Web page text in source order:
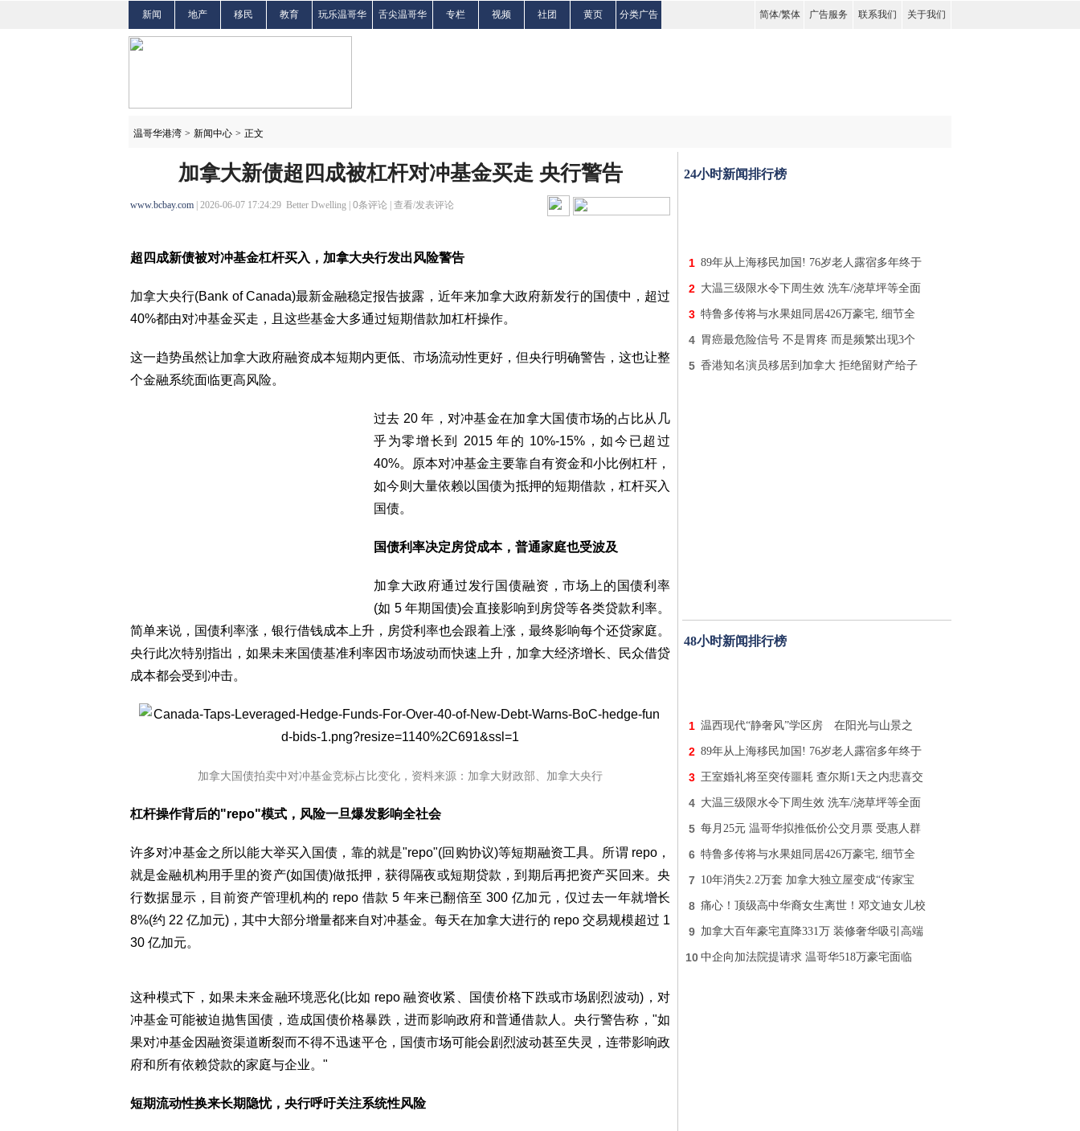
新闻 地产 移民 教育 玩乐温哥华 舌尖温哥华 专栏 视频 社团 黄页 分类广告 简体/繁体 广告服务 联系我们 关于我们
温哥华港湾 > 新闻中心 > 正文
加拿大新债超四成被杠杆对冲基金买走 央行警告
www.bcbay.com | 2026-06-07 17:24:29 Better Dwelling | 0条评论 | 查看/发表评论
超四成新债被对冲基金杠杆买入，加拿大央行发出风险警告
加拿大央行(Bank of Canada)最新金融稳定报告披露，近年来加拿大政府新发行的国债中，超过
40%都由对冲基金买走，且这些基金大多通过短期借款加杠杆操作。
这一趋势虽然让加拿大政府融资成本短期内更低、市场流动性更好，但央行明确警告，这也让整
个金融系统面临更高风险。
过去 20 年，对冲基金在加拿大国债市场的占比从几
乎为零增长到 2015 年的 10%-15%，如今已超过
40%。原本对冲基金主要靠自有资金和小比例杠杆，
如今则大量依赖以国债为抵押的短期借款，杠杆买入
国债。
国债利率决定房贷成本，普通家庭也受波及
加拿大政府通过发行国债融资，市场上的国债利率
(如 5 年期国债)会直接影响到房贷等各类贷款利率。
简单来说，国债利率涨，银行借钱成本上升，房贷利率也会跟着上涨，最终影响每个还贷家庭。
央行此次特别指出，如果未来国债基准利率因市场波动而快速上升，加拿大经济增长、民众借贷
成本都会受到冲击。
加拿大国债拍卖中对冲基金竞标占比变化，资料来源：加拿大财政部、加拿大央行
杠杆操作背后的"repo"模式，风险一旦爆发影响全社会
许多对冲基金之所以能大举买入国债，靠的就是"repo"(回购协议)等短期融资工具。所谓 repo，
就是金融机构用手里的资产(如国债)做抵押，获得隔夜或短期贷款，到期后再把资产买回来。央
行数据显示，目前资产管理机构的 repo 借款 5 年来已翻倍至 300 亿加元，仅过去一年就增长
8%(约 22 亿加元)，其中大部分增量都来自对冲基金。每天在加拿大进行的 repo 交易规模超过 1
30 亿加元。
这种模式下，如果未来金融环境恶化(比如 repo 融资收紧、国债价格下跌或市场剧烈波动)，对
冲基金可能被迫抛售国债，造成国债价格暴跌，进而影响政府和普通借款人。央行警告称，"如
果对冲基金因融资渠道断裂而不得不迅速平仓，国债市场可能会剧烈波动甚至失灵，连带影响政
府和所有依赖贷款的家庭与企业。"
短期流动性换来长期隐忧，央行呼吁关注系统性风险
24小时新闻排行榜
1 89年从上海移民加国! 76岁老人露宿多年终于
2 大温三级限水令下周生效 洗车/浇草坪等全面
3 特鲁多传将与水果姐同居426万豪宅, 细节全
4 胃癌最危险信号 不是胃疼 而是频繁出现3个
5 香港知名演员移居到加拿大 拒绝留财产给子
48小时新闻排行榜
1 温西现代“静奢风”学区房 在阳光与山景之
2 89年从上海移民加国! 76岁老人露宿多年终于
3 王室婚礼将至突传噩耗 查尔斯1天之内悲喜交
4 大温三级限水令下周生效 洗车/浇草坪等全面
5 每月25元 温哥华拟推低价公交月票 受惠人群
6 特鲁多传将与水果姐同居426万豪宅, 细节全
7 10年消失2.2万套 加拿大独立屋变成“传家宝
8 痛心！顶级高中华裔女生离世！邓文迪女儿校
9 加拿大百年豪宅直降331万 装修奢华吸引高端
10 中企向加法院提请求 温哥华518万豪宅面临